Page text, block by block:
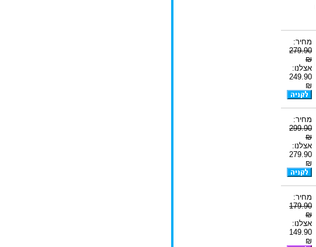
מחיר:
279.90
₪
אצלנו:
249.90
₪
מחיר:
299.90
₪
אצלנו:
279.90
₪
מחיר:
179.90
₪
אצלנו:
149.90
₪